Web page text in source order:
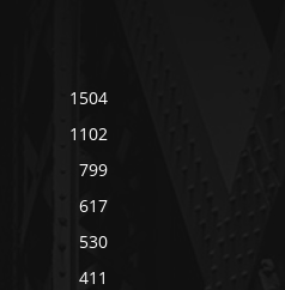
1504
1102
799
617
530
411